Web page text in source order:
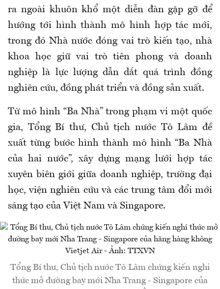
ra ngoài khuôn khổ một diễn đàn gặp gỡ để
hướng tới hình thành mô hình hợp tác mới,
trong đó Nhà nước đóng vai trò kiến tạo, nhà
khoa học giữ vai trò tiên phong và doanh
nghiệp là lực lượng dẫn dắt quá trình đồng
nghiên cứu, đồng phát triển và đồng sản xuất.
Từ mô hình “Ba Nhà” trong phạm vi một quốc
gia, Tổng Bí thư, Chủ tịch nước Tô Lâm đề
xuất từng bước hình thành mô hình “Ba Nhà
của hai nước”, xây dựng mạng lưới hợp tác
xuyên biên giới giữa doanh nghiệp, trường đại
học, viện nghiên cứu và các trung tâm đổi mới
sáng tạo của Việt Nam và Singapore.
Tổng Bí thư, Chủ tịch nước Tô Lâm chứng kiến nghi
thức mở đường bay mới Nha Trang - Singapore của